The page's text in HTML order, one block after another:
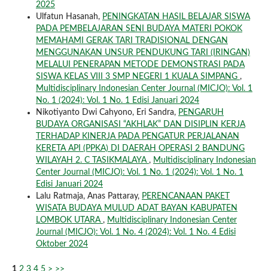
2025
Ulfatun Hasanah, PENINGKATAN HASIL BELAJAR SISWA
PADA PEMBELAJARAN SENI BUDAYA MATERI POKOK
MEMAHAMI GERAK TARI TRADISIONAL DENGAN
MENGGUNAKAN UNSUR PENDUKUNG TARI (IRINGAN)
MELALUI PENERAPAN METODE DEMONSTRASI PADA
SISWA KELAS VIII 3 SMP NEGERI 1 KUALA SIMPANG ,
Multidisciplinary Indonesian Center Journal (MICJO): Vol. 1
No. 1 (2024): Vol. 1 No. 1 Edisi Januari 2024
Nikotiyanto Dwi Cahyono, Eri Sandra, PENGARUH
BUDAYA ORGANISASI “AKHLAK” DAN DISIPLIN KERJA
TERHADAP KINERJA PADA PENGATUR PERJALANAN
KERETA API (PPKA) DI DAERAH OPERASI 2 BANDUNG
WILAYAH 2. C TASIKMALAYA , Multidisciplinary Indonesian
Center Journal (MICJO): Vol. 1 No. 1 (2024): Vol. 1 No. 1
Edisi Januari 2024
Lalu Ratmaja, Anas Pattaray, PERENCANAAN PAKET
WISATA BUDAYA MULUD ADAT BAYAN KABUPATEN
LOMBOK UTARA , Multidisciplinary Indonesian Center
Journal (MICJO): Vol. 1 No. 4 (2024): Vol. 1 No. 4 Edisi
Oktober 2024
1 2 3 4 5 > >>